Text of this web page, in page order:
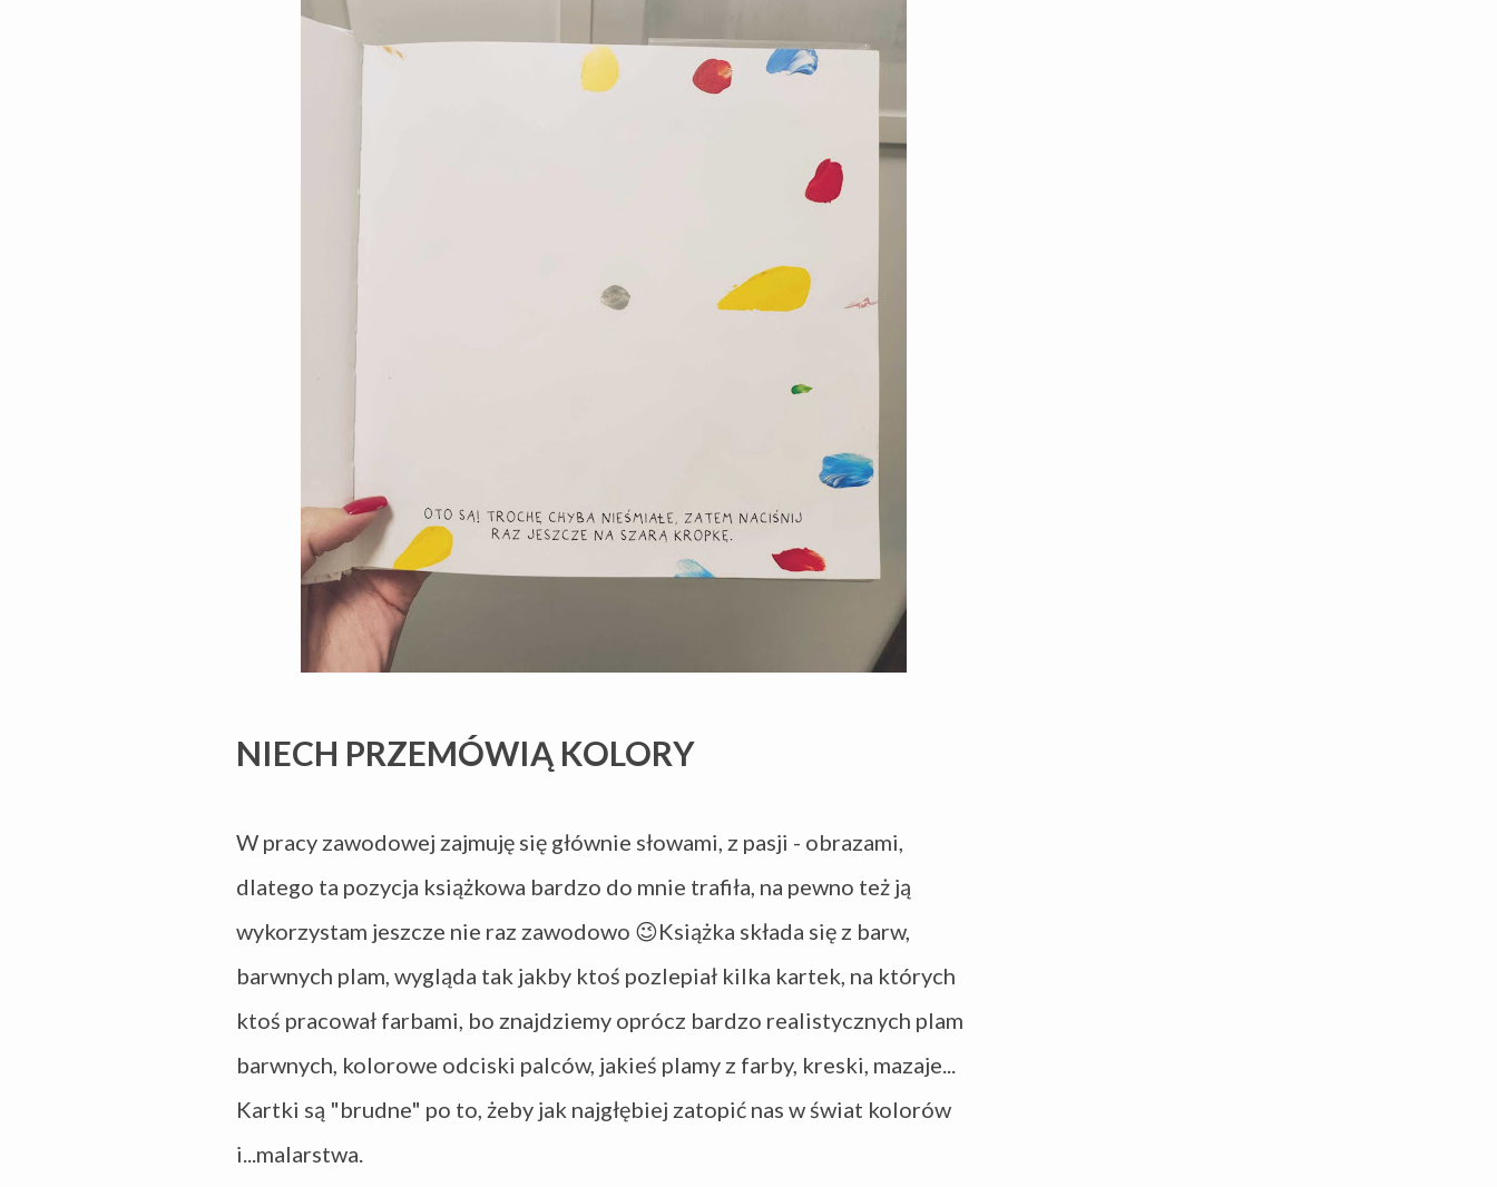
NIECH PRZEMÓWIĄ KOLORY
W pracy zawodowej zajmuję się głównie słowami, z pasji - obrazami,
dlatego ta pozycja książkowa bardzo do mnie trafiła, na pewno też ją
wykorzystam jeszcze nie raz zawodowo 😉Książka składa się z barw,
barwnych plam, wygląda tak jakby ktoś pozlepiał kilka kartek, na których
ktoś pracował farbami, bo znajdziemy oprócz bardzo realistycznych plam
barwnych, kolorowe odciski palców, jakieś plamy z farby, kreski, mazaje...
Kartki są "brudne" po to, żeby jak najgłębiej zatopić nas w świat kolorów
i...malarstwa.